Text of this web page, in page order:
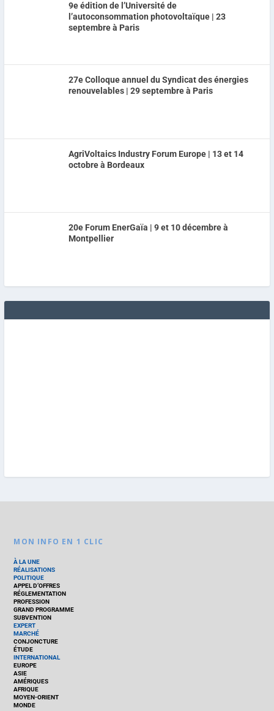
9e édition de l’Université de
l’autoconsommation photovoltaïque | 23
septembre à Paris
27e Colloque annuel du Syndicat des énergies
renouvelables | 29 septembre à Paris
AgriVoltaics Industry Forum Europe | 13 et 14
octobre à Bordeaux
20e Forum EnerGaïa | 9 et 10 décembre à
Montpellier
MON INFO EN 1 CLIC
À LA UNE
RÉALISATIONS
POLITIQUE
APPEL D’OFFRES
RÉGLEMENTATION
PROFESSION
GRAND PROGRAMME
SUBVENTION
EXPERT
MARCHÉ
CONJONCTURE
ÉTUDE
INTERNATIONAL
EUROPE
ASIE
AMÉRIQUES
AFRIQUE
MOYEN-ORIENT
MONDE